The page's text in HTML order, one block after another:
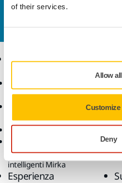
of their services.
Allow all
Customize
Deny
Vuoi saperne di più?
Ecommerce
generali di vendita
online
Domande frequenti
batteria e delle batterie
intelligenti Mirka
Esperienza